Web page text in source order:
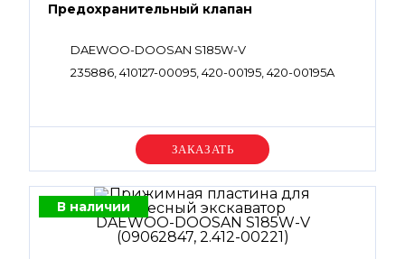
Предохранительный клапан
DAEWOO-DOOSAN S185W-V
235886, 410127-00095, 420-00195, 420-00195A
Уточняйте цену
В наличии